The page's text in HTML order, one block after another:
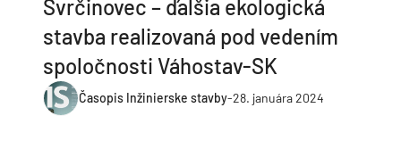
Svrčinovec – ďalšia ekologická
stavba realizovaná pod vedením
spoločnosti Váhostav-SK
Časopis Inžinierske stavby-28. januára 2024